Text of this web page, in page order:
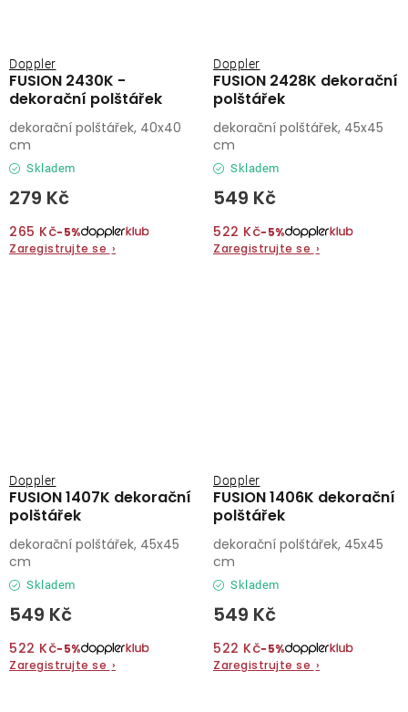
FUSION 2430K -
dekorační polštářek
Doppler
Skladem
279 Kč
265 Kč−5%
Zaregistrujte se ›
dekorační polštářek, 40x40
cm
FUSION 2428K dekorační
polštářek
Doppler
Skladem
549 Kč
522 Kč−5%
Zaregistrujte se ›
dekorační polštářek, 45x45
cm
FUSION 1407K dekorační
polštářek
Doppler
Skladem
549 Kč
522 Kč−5%
Zaregistrujte se ›
dekorační polštářek, 45x45
cm
FUSION 1406K dekorační
polštářek
Doppler
Skladem
549 Kč
522 Kč−5%
Zaregistrujte se ›
dekorační polštářek, 45x45
cm